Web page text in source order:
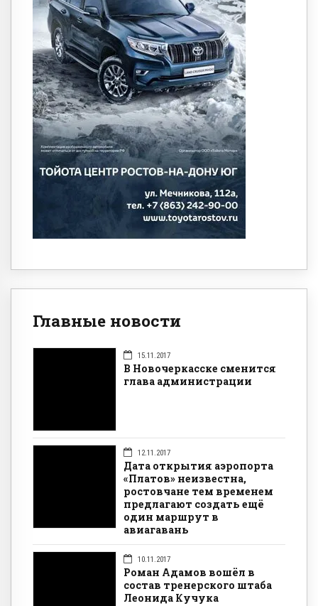
Главные новости
15.11.2017
В Новочеркасске сменится
глава администрации
12.11.2017
Дата открытия аэропорта
«Платов» неизвестна,
ростовчане тем временем
предлагают создать ещё
один маршрут в
авиагавань
10.11.2017
Роман Адамов вошёл в
состав тренерского штаба
Леонида Кучука